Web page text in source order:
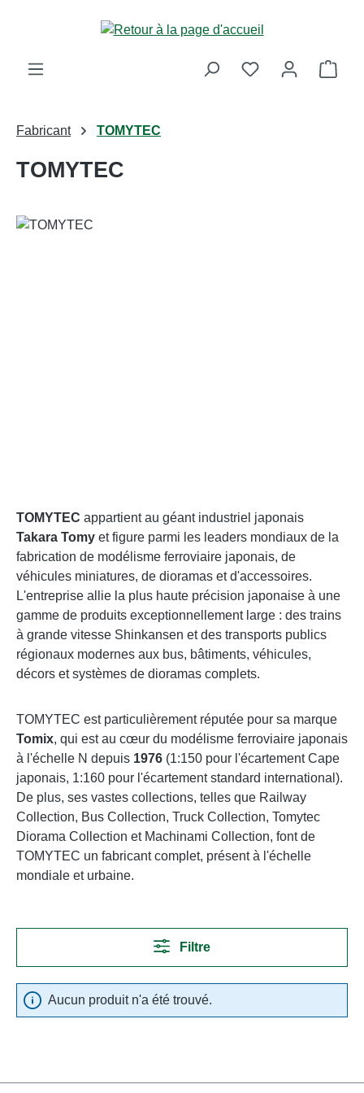
Passer au contenu principal
Le
Fabricant TOMYTEC
TOMYTEC
TOMYTEC appartient au géant industriel japonais
Takara Tomy et figure parmi les leaders mondiaux de la
fabrication de modélisme ferroviaire japonais, de
véhicules miniatures, de dioramas et d'accessoires.
L'entreprise allie la plus haute précision japonaise à une
gamme de produits exceptionnellement large : des trains
à grande vitesse Shinkansen et des transports publics
régionaux modernes aux bus, bâtiments, véhicules,
décors et systèmes de dioramas complets.
TOMYTEC est particulièrement réputée pour sa marque
Tomix, qui est au cœur du modélisme ferroviaire japonais
à l'échelle N depuis 1976 (1:150 pour l'écartement Cape
japonais, 1:160 pour l'écartement standard international).
De plus, ses vastes collections, telles que Railway
Collection, Bus Collection, Truck Collection, Tomytec
Diorama Collection et Machinami Collection, font de
TOMYTEC un fabricant complet, présent à l'échelle
mondiale et urbaine.
Filtre
Aucun produit n'a été trouvé.